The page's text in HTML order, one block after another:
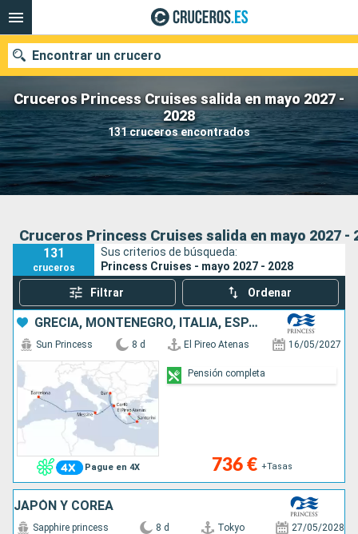
Cruceros Princess Cruises salida en mayo 2027 -
2028
131 cruceros encontrados
Encontrar un crucero
Nuestros destinos
Fecha de salida
Buscar
Cruceros Princess Cruises salida en mayo 2027 -
131
cruceros
Sus criterios de búsqueda:
Princess Cruises - mayo 2027 - 2028
Filtrar Ordenar
GRECIA, MONTENEGRO, ITALIA, ESPAÑA
Pague en 4X
Sun Princess 8 d El Pireo Atenas 16/05/2027
736 € +Tasas
Pensión completa
JAPÓN Y COREA
Sapphire princess 8 d Tokyo 27/05/2028